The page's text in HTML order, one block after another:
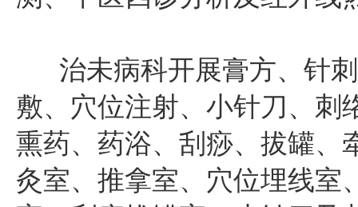
治未病科开展膏方、针刺
敷、穴位注射、小针刀、刺
熏药、药浴、刮痧、拔罐、
灸室、推拿室、穴位埋线室